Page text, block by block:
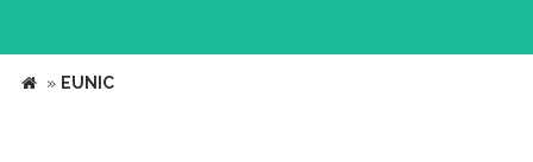
» EUNIC